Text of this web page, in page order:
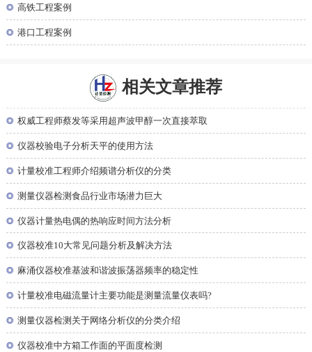
◎ 高铁工程案例
◎ 港口工程案例
相关文章推荐
◎ 权威工程师蔡发等采用超声波甲醇一次直接萃取
◎ 仪器校验电子分析天平的使用方法
◎ 计量校准工程师介绍频谱分析仪的分类
◎ 测量仪器检测食品行业市场潜力巨大
◎ 仪器计量热电偶的热响应时间方法分析
◎ 仪器校准10大常见问题分析及解决方法
◎ 麻涌仪器校准基波和谐波振荡器频率的稳定性
◎ 计量校准电磁流量计主要功能是测量流量仪表吗?
◎ 测量仪器检测关于网络分析仪的分类介绍
◎ 仪器校准中方箱工作面的平面度检测